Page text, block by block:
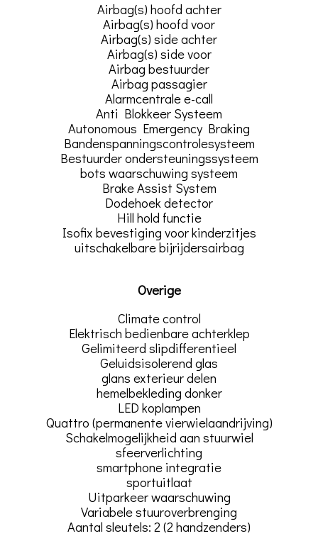
Airbag(s) hoofd achter
Airbag(s) hoofd voor
Airbag(s) side achter
Airbag(s) side voor
Airbag bestuurder
Airbag passagier
Alarmcentrale e-call
Anti Blokkeer Systeem
Autonomous Emergency Braking
Bandenspanningscontrolesysteem
Bestuurder ondersteuningssysteem
bots waarschuwing systeem
Brake Assist System
Dodehoek detector
Hill hold functie
Isofix bevestiging voor kinderzitjes
uitschakelbare bijrijdersairbag
Overige
Climate control
Elektrisch bedienbare achterklep
Gelimiteerd slipdifferentieel
Geluidsisolerend glas
glans exterieur delen
hemelbekleding donker
LED koplampen
Quattro (permanente vierwielaandrijving)
Schakelmogelijkheid aan stuurwiel
sfeerverlichting
smartphone integratie
sportuitlaat
Uitparkeer waarschuwing
Variabele stuuroverbrenging
Aantal sleutels: 2 (2 handzenders)